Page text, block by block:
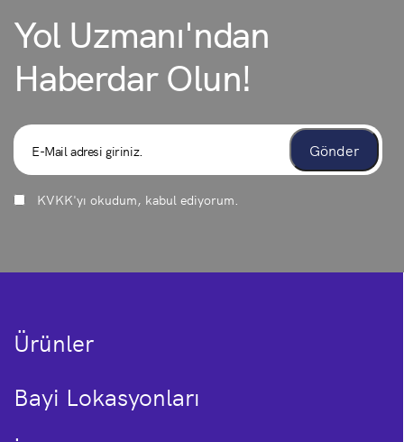
Yol Uzmanı'ndan
Haberdar Olun!
KVKK'yı okudum, kabul ediyorum.
Ürünler
Bayi Lokasyonları